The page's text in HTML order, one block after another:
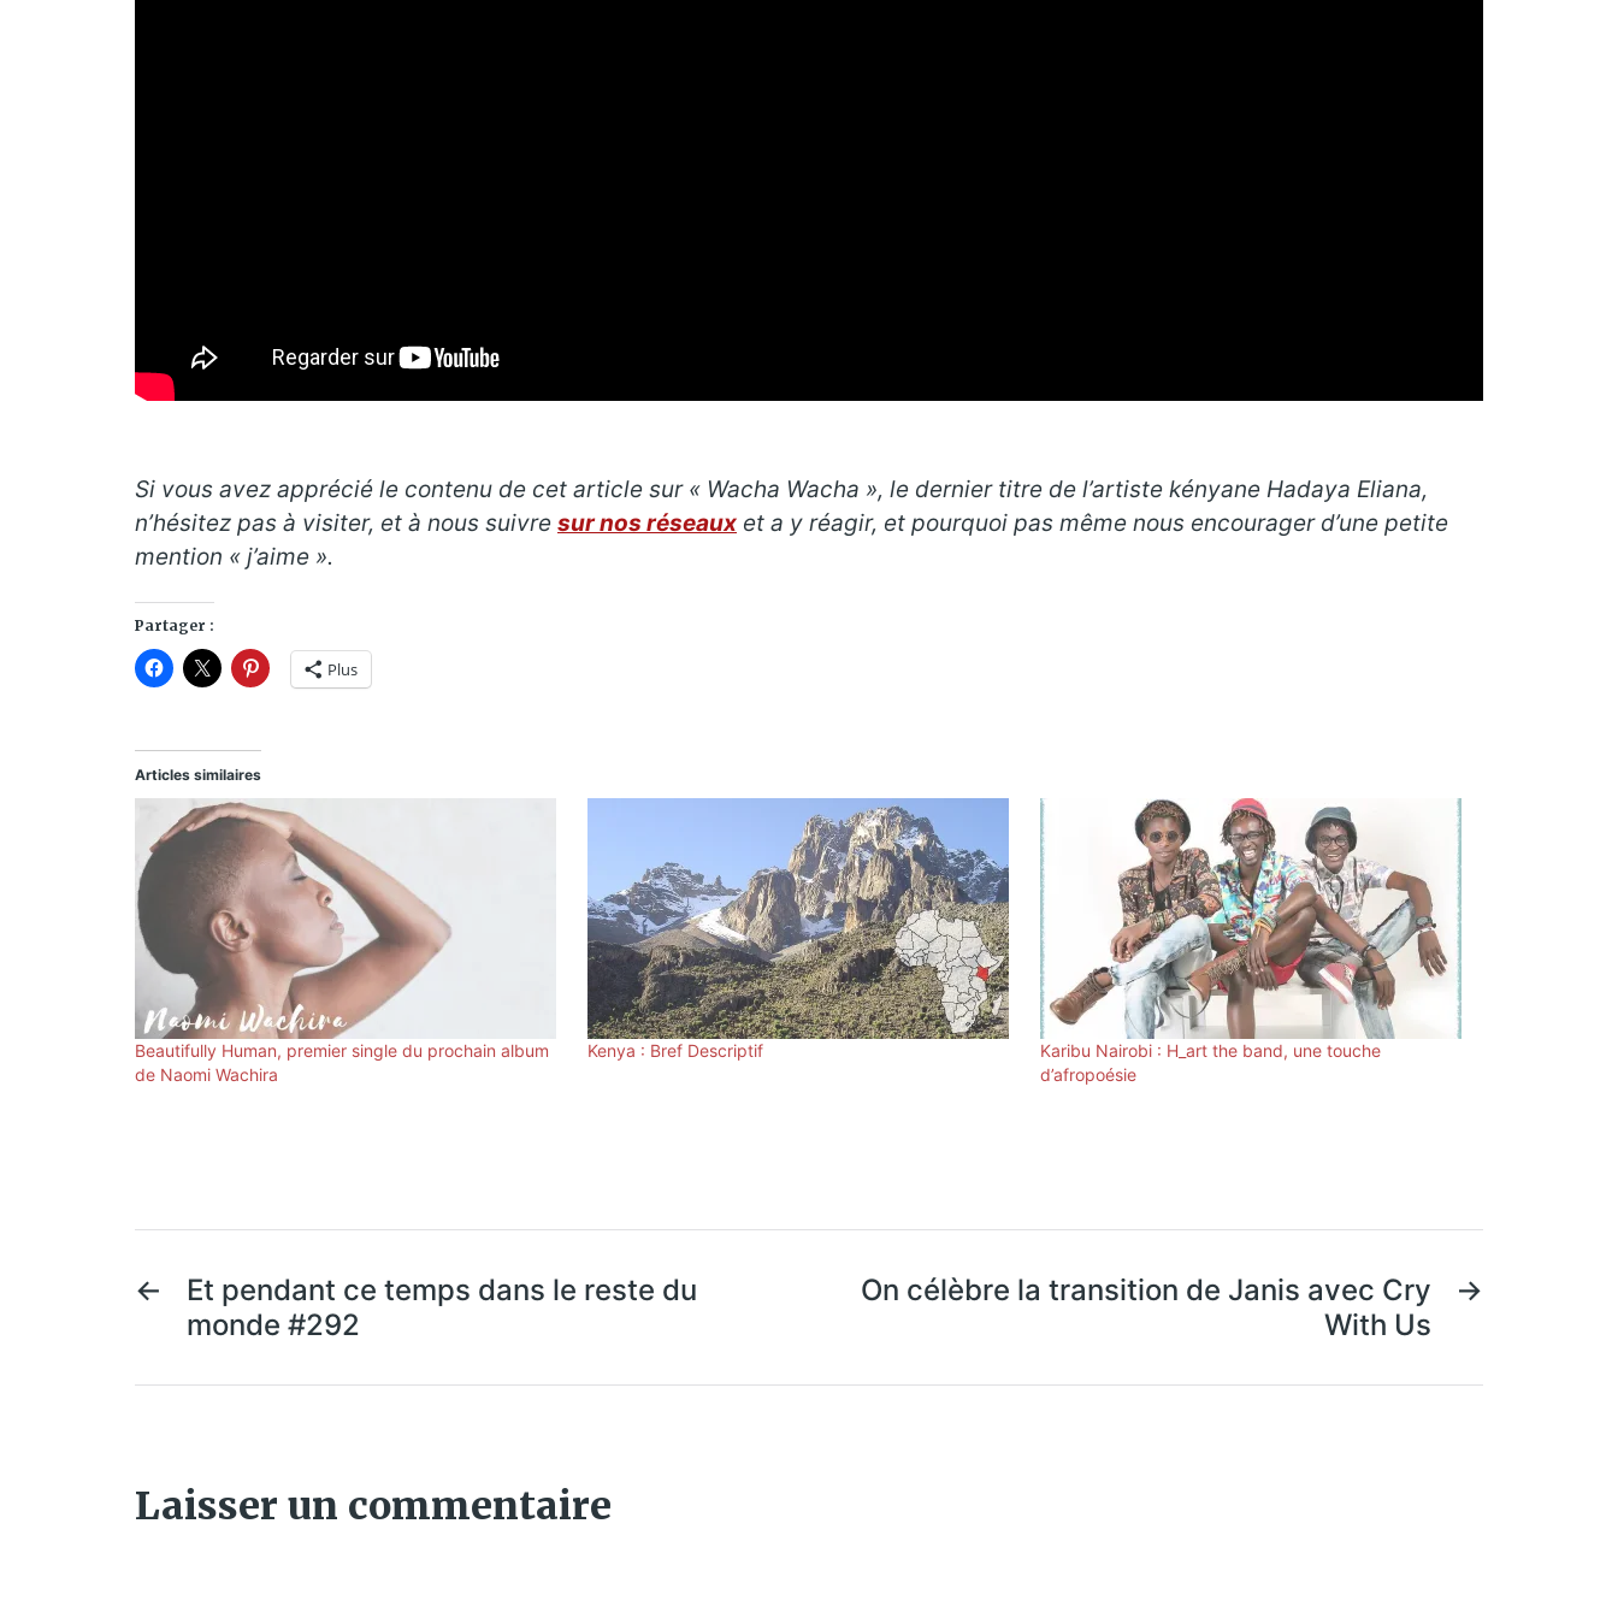
Si vous avez apprécié le contenu de cet article sur « Wacha Wacha », le dernier titre de l’artiste kényane Hadaya Eliana,
n’hésitez pas à visiter, et à nous suivre sur nos réseaux et a y réagir, et pourquoi pas même nous encourager d’une petite
mention « j’aime ».
Partager :
Plus
Articles similaires
Beautifully Human, premier single du prochain album
de Naomi Wachira
Kenya : Bref Descriptif
Karibu Nairobi : H_art the band, une touche
d’afropoésie
←
Et pendant ce temps dans le reste du
monde #292
→
On célèbre la transition de Janis avec Cry
With Us
Laisser un commentaire